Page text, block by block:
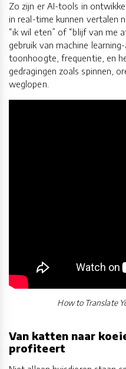
Zo zijn er AI-tools in
in real-time kunnen vertalen
“ik wil eten” of “blijf van me
gebruik van machine
toonhoogte, frequentie, en
gedragingen zoals spinnen,
weglopen.
How to Translate
Van katten naar
profiteert